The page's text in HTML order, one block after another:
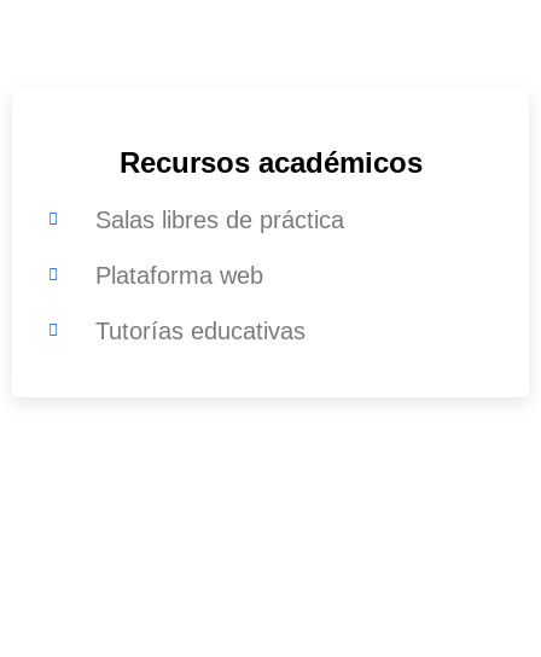
Recursos académicos
Salas libres de práctica
Plataforma web
Tutorías educativas